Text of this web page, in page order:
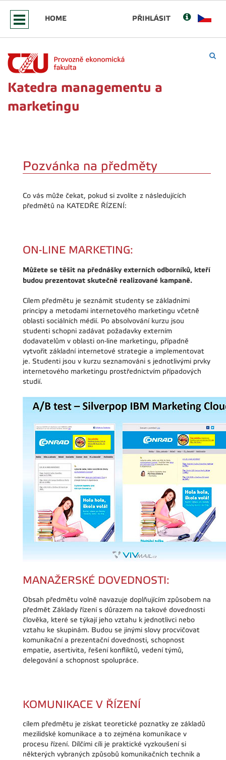
HOME PŘIHLÁSIT
Katedra managementu a
marketingu
Pozvánka na předměty
Co vás může čekat, pokud si zvolíte z následujících
předmětů na KATEDŘE ŘÍZENÍ:
ON-LINE MARKETING:
Můžete se těšit na přednášky externích odborníků, kteří
budou prezentovat skutečně realizované kampaně.
Cílem předmětu je seznámit studenty se základními
principy a metodami internetového marketingu včetně
oblasti sociálních médií. Po absolvování kurzu jsou
studenti schopni zadávat požadavky externím
dodavatelům v oblasti on-line marketingu, případně
vytvořit základní internetové strategie a implementovat
je. Studenti jsou v kurzu seznamováni s jednotlivými prvky
internetového marketingu prostřednictvím případových
studií.
MANAŽERSKÉ DOVEDNOSTI:
Obsah předmětu volně navazuje doplňujícím způsobem na
předmět Základy řízení s důrazem na takové dovednosti
člověka, které se týkají jeho vztahu k jednotlivci nebo
vztahu ke skupinám. Budou se jinými slovy procvičovat
komunikační a prezentační dovednosti, schopnost
empatie, asertivita, řešení konfliktů, vedení týmů,
delegování a schopnost spolupráce.
KOMUNIKACE V ŘÍZENÍ
cílem předmětu je získat teoretické poznatky ze základů
mezilidské komunikace a to zejména komunikace v
procesu řízení. Dílčími cíli je praktické vyzkoušení si
některých vybraných způsobů komunikačních technik a